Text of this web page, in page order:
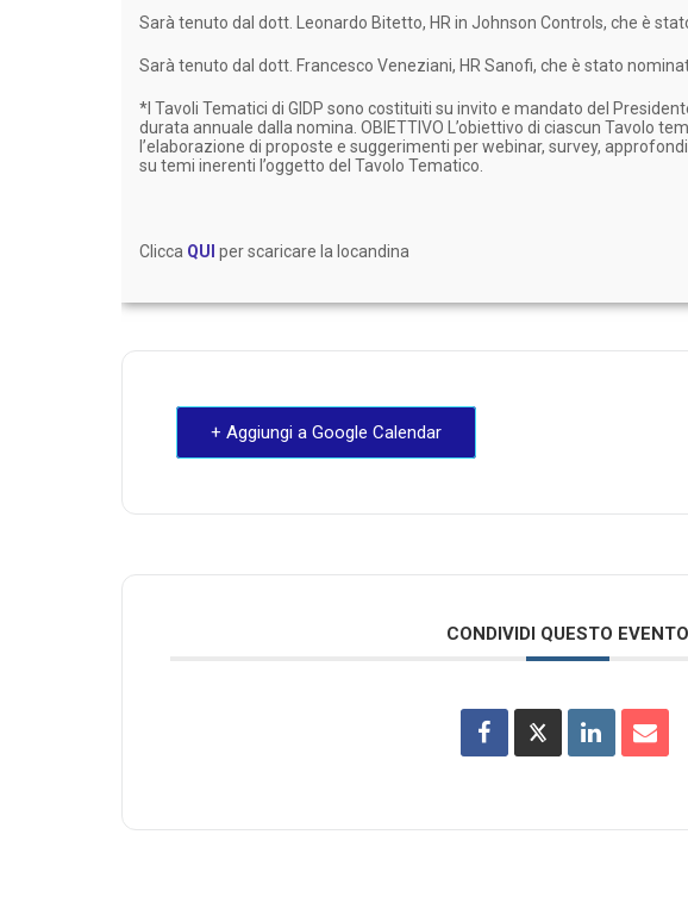
Sarà tenuto dal dott. Leonardo Bitetto, HR in Johnson Controls, che è
Sarà tenuto dal dott. Francesco Veneziani, HR Sanofi, che è stato
*I Tavoli Tematici di GIDP sono costituiti su invito e mandato del
durata annuale dalla nomina. OBIETTIVO L’obiettivo di ciascun Tavolo
l’elaborazione di proposte e suggerimenti per webinar, survey,
su temi inerenti l’oggetto del Tavolo Tematico.
Clicca QUI per scaricare la locandina
+ Aggiungi a Google Calendar
CONDIVIDI QUESTO EVENTO